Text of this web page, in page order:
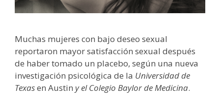
Muchas mujeres con bajo deseo sexual
reportaron mayor satisfacción sexual después
de haber tomado un placebo, según una nueva
investigación psicológica de la Universidad de
Texasen Austin y el Colegio Baylor de Medicina.